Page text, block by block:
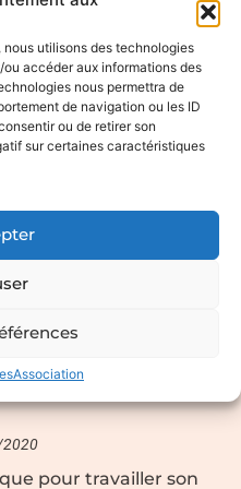
utilisons des technologies
accéder aux informations des
nous permettra de
de navigation ou les ID
ou de retirer son
sur certaines caractéristiques
Association
pour travailler son